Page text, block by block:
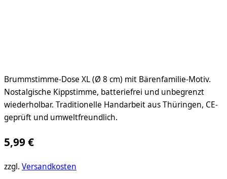
Brummstimme-Dose XL (Ø 8 cm) mit Bärenfamilie-Motiv.
Nostalgische Kippstimme, batteriefrei und unbegrenzt
wiederholbar. Traditionelle Handarbeit aus Thüringen, CE-
geprüft und umweltfreundlich.
5,99€
zzgl. Versandkosten